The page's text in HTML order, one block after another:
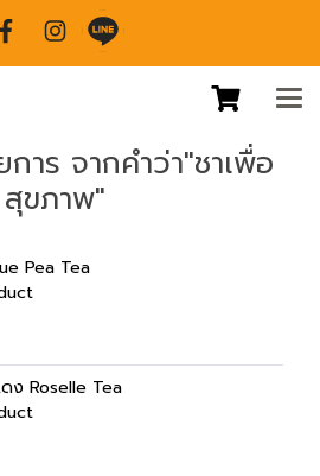
าร จากคำว่า"ชาเพื่อ
สุขภาพ"
Pea Tea
ดง Roselle Tea